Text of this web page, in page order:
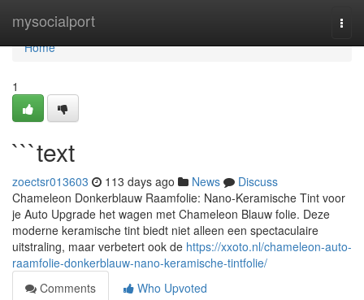
mysocialport
Home
Home
1
```text
zoectsr013603 113 days ago News
Discuss
Chameleon Donkerblauw Raamfolie: Nano-Keramische Tint voor
je Auto Upgrade het wagen met Chameleon Blauw folie. Deze
moderne keramische tint biedt niet alleen een spectaculaire
uitstraling, maar verbetert ook de https://xxoto.nl/chameleon-auto-
raamfolie-donkerblauw-nano-keramische-tintfolie/
Comments
Who Upvoted